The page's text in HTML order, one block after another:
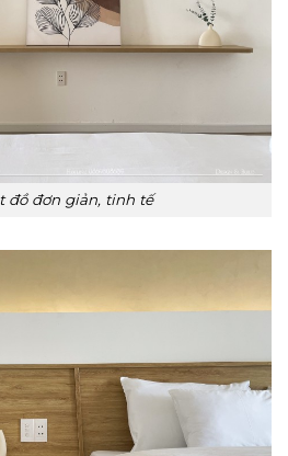
đồ đơn giản, tinh tế